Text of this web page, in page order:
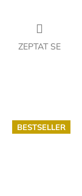
ZEPTAT SE
BESTSELLER